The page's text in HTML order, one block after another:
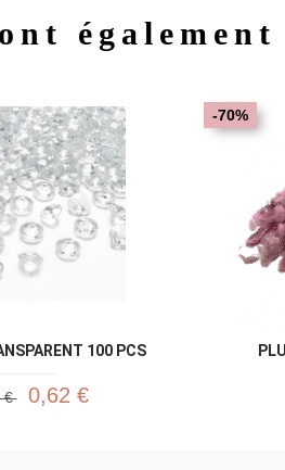
également
Aperçu rapide
100 PCS
€ 0,62 €
-70%